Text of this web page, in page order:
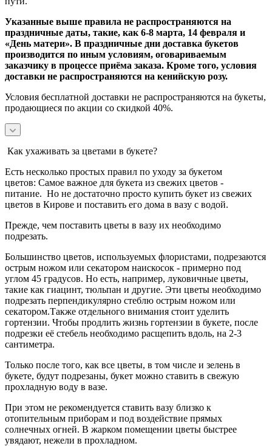
Указанные выше правила не распространяются на
праздничные даты, такие, как 6-8 марта, 14 февраля и
«День матери». В праздничные дни доставка букетов
производится по иным условиям, оговариваемым
заказчику в процессе приёма заказа. Кроме того, условия
доставки не распространяются на кенийскую розу.
Условия бесплатной доставки не распространяются на букеты,
продающиеся по акции со скидкой 40%.
Как ухаживать за цветами в букете?
Есть несколько простых правил по уходу за букетом
цветов: Самое важное для букета из свежих цветов -
питание. Но не достаточно просто купить букет из свежих
цветов в Кирове и поставить его дома в вазу с водой.
Прежде, чем поставить цветы в вазу их необходимо
подрезать.
Большинство цветов, используемых флористами, подрезаются
острым ножом или секатором наискосок - примерно под
углом 45 градусов. Но есть, например, луковичные цветы,
такие как гиацинт, тюльпан и другие. Эти цветы необходимо
подрезать перпендикулярно стеблю острым ножом или
секатором.Также отдельного внимания стоит уделить
гортензии. Чтобы продлить жизнь гортензии в букете, после
подрезки её стебель необходимо расщепить вдоль, на 2-3
сантиметра.
Только после того, как все цветы, в том числе и зелень в
букете, будут подрезаны, букет можно ставить в свежую
прохладную воду в вазе.
При этом не рекомендуется ставить вазу близко к
отопительным приборам и под воздействие прямых
солнечных огней. В жарком помещении цветы быстрее
увядают, нежели в прохладном.